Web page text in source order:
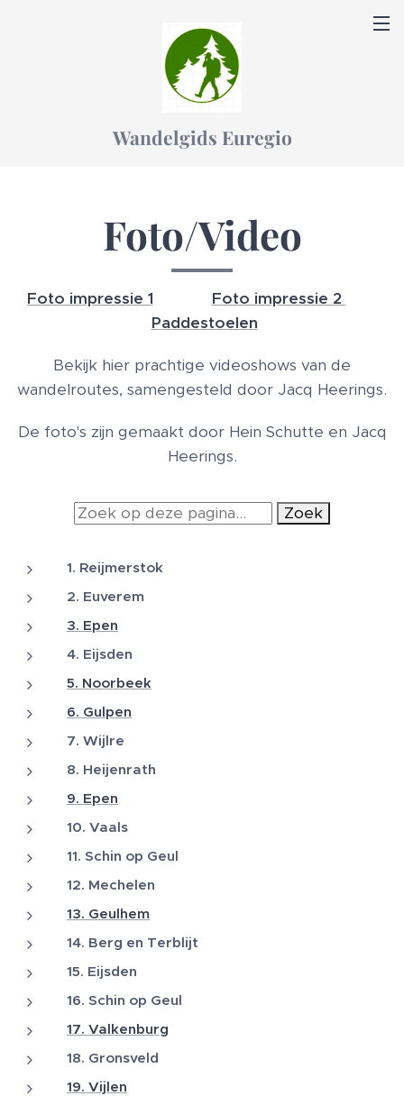
Wandelgids Euregio
Foto/Video
Foto impressie 1
Foto impressie 2
Paddestoelen
Bekijk hier prachtige videoshows van de
wandelroutes, samengesteld door Jacq Heerings.
De foto's zijn gemaakt door Hein Schutte en Jacq
Heerings.
Zoek
1. Reijmerstok
2. Euverem
3. Epen
4. Eijsden
5. Noorbeek
6. Gulpen
7. Wijlre
8. Heijenrath
9. Epen
10. Vaals
11. Schin op Geul
12. Mechelen
13. Geulhem
14. Berg en Terblijt
15. Eijsden
16. Schin op Geul
17. Valkenburg
18. Gronsveld
19. Vijlen